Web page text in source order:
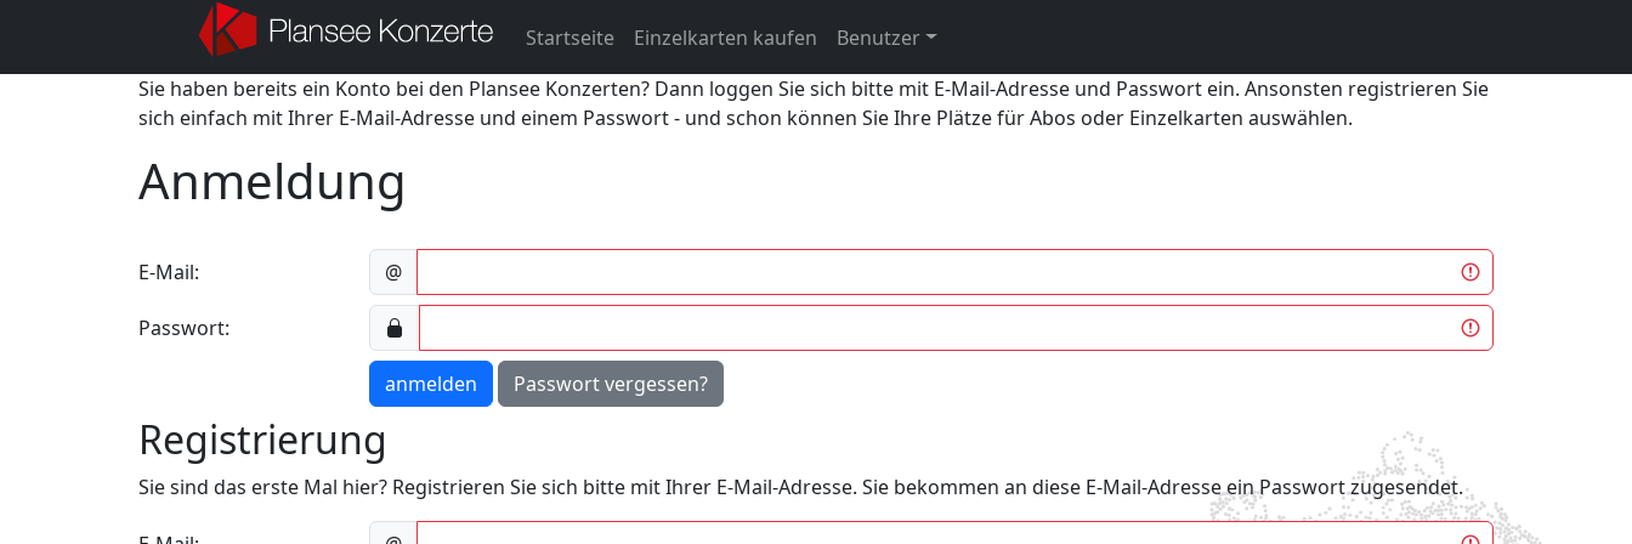
Startseite Einzelkarten kaufen
Benutzer
Sie haben bereits ein Konto bei den Plansee Konzerten? Dann loggen Sie sich bitte mit E-Mail-Adresse und Passwort ein. Ansonsten registrieren Sie
sich einfach mit Ihrer E-Mail-Adresse und einem Passwort - und schon können Sie Ihre Plätze für Abos oder Einzelkarten auswählen.
Anmeldung
E-Mail: @
Passwort:
anmelden Passwort vergessen?
Registrierung
Sie sind das erste Mal hier? Registrieren Sie sich bitte mit Ihrer E-Mail-Adresse. Sie bekommen an diese E-Mail-Adresse ein Passwort zugesendet.